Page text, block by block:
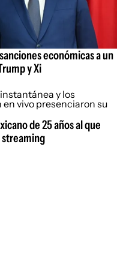
económicas a un
y Xi
de 25 años al que
streaming